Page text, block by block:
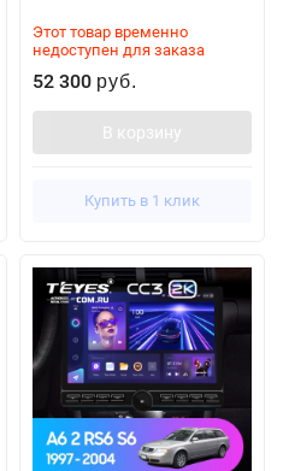
Этот товар временно
недоступен для заказа
52 300 руб.
В корзину
Купить в 1 клик